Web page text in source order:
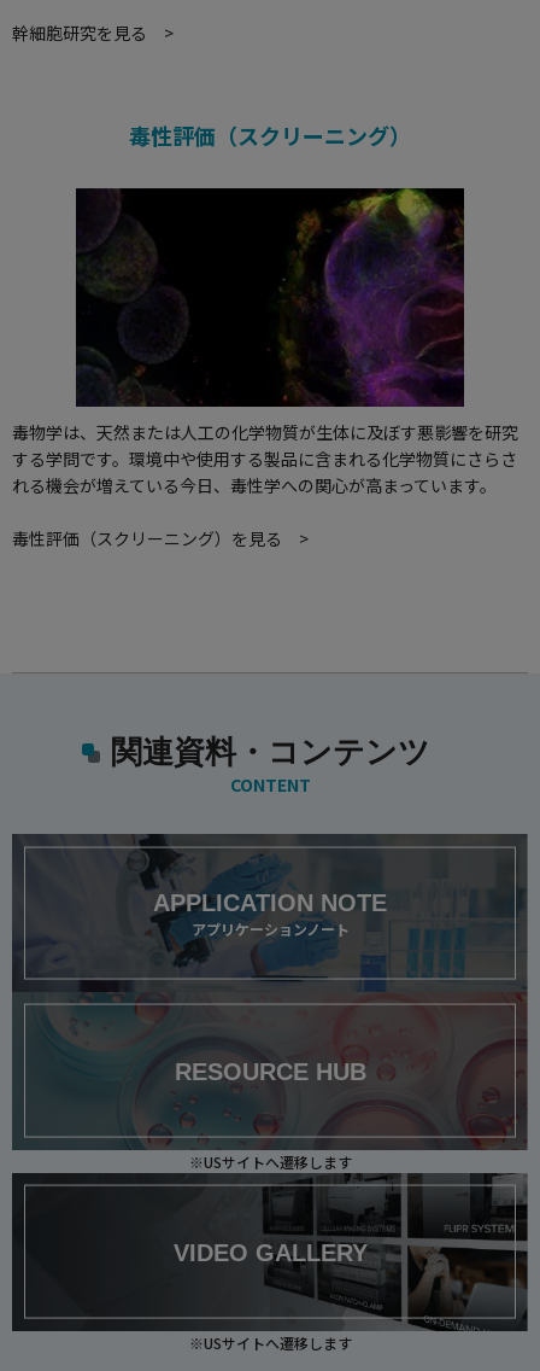
幹細胞研究を見る >
毒性評価（スクリーニング）
毒物学は、天然または人工の化学物質が生体に及ぼす悪影響を研究
する学問です。環境中や使用する製品に含まれる化学物質にさらさ
れる機会が増えている今日、毒性学への関心が高まっています。
毒性評価（スクリーニング）を見る >
関連資料・コンテンツ
CONTENT
APPLICATION NOTE
アプリケーションノート
RESOURCE HUB
※USサイトへ遷移します
VIDEO GALLERY
※USサイトへ遷移します